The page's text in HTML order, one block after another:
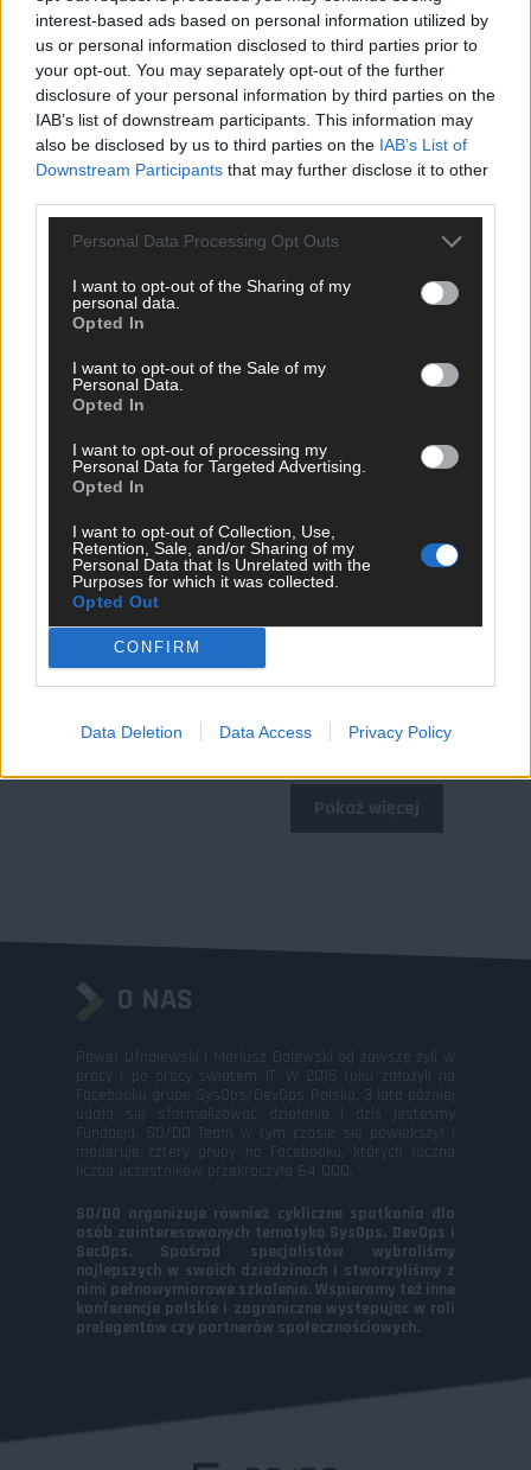
interest-based ads based on personal information utilized by
us or personal information disclosed to third parties prior to
your opt-out. You may separately opt-out of the further
disclosure of your personal information by third parties on the
IAB’s list of downstream participants. This information may
also be disclosed by us to third parties on the IAB’s List of
Downstream Participants that may further disclose it to other
Personal Data Processing Opt Outs
I want to opt-out of the Sharing of my
personal data.
Opted In
I want to opt-out of the Sale of my
Personal Data.
Opted In
I want to opt-out of processing my
Personal Data for Targeted Advertising.
Opted In
I want to opt-out of Collection, Use,
Retention, Sale, and/or Sharing of my
Personal Data that Is Unrelated with the
Purposes for which it was collected.
Opted Out
CONFIRM
Data Deletion Data Access Privacy Policy
Katowice MeetUp #25
O NAS
Paweł Ufnalewski i Mariusz Dalewski od zawsze żyli w
pracy i po pracy światem IT. W 2015 roku założyli na
Facebooku grupę SysOps/DevOps Polska. 3 lata później
udało się sformalizować działania i dziś jesteśmy
Fundacją. SO/DO Team w tym czasie się powiększył i
moderuje cztery grupy na Facebooku, których łączna
liczba uczestników przekroczyła 64 000.
SO/DO organizuje również cykliczne spotkania dla
osób zainteresowanych tematyką SysOps, DevOps i
SecOps. Spośród specjalistów wybraliśmy
najlepszych w swoich dziedzinach i stworzyliśmy z
nimi pełnowymiarowe szkolenia. Wspieramy też inne
konferencje polskie i zagraniczne występując w roli
prelegentów czy partnerów społecznościowych.